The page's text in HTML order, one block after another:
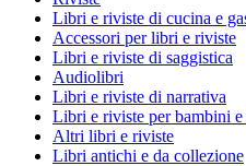
Libri e riviste di cucina e
Accessori per libri e riviste
Libri e riviste di saggistica
Audiolibri
Libri e riviste di narrativa
Libri e riviste per bambini e
Altri libri e riviste
Libri antichi e da collezione